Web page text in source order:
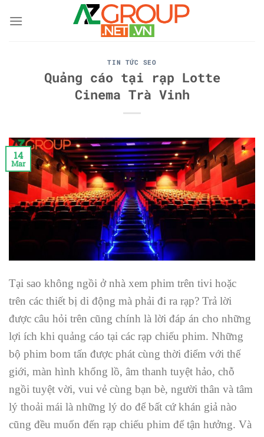
TIN TỨC SEO
Quảng cáo tại rạp Lotte
Cinema Trà Vinh
14
Mar
Tại sao không ngồi ở nhà xem phim trên tivi hoặc
trên các thiết bị di động mà phải đi ra rạp? Trả lời
được câu hỏi trên cũng chính là lời đáp án cho những
lợi ích khi quảng cáo tại các rạp chiếu phim. Những
bộ phim bom tấn được phát cùng thời điểm với thế
giới, màn hình khổng lồ, âm thanh tuyệt hảo, chỗ
ngồi tuyệt vời, vui vẻ cùng bạn bè, người thân và tâm
lý thoải mái là những lý do để bất cứ khán giả nào
cũng đều muốn đến rạp chiếu phim để tận hưởng. Và